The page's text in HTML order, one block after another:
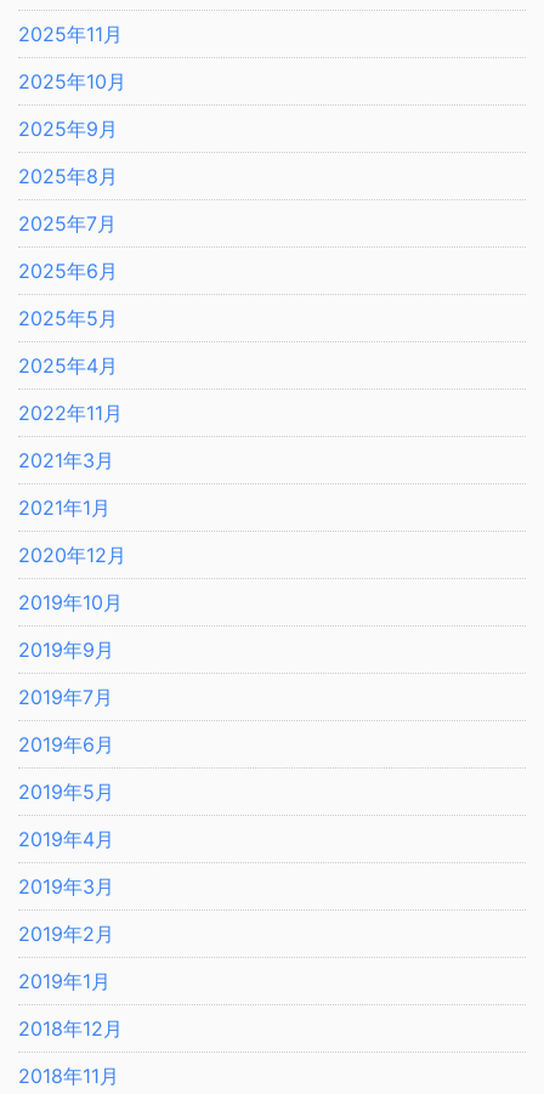
2025年11月
2025年10月
2025年9月
2025年8月
2025年7月
2025年6月
2025年5月
2025年4月
2022年11月
2021年3月
2021年1月
2020年12月
2019年10月
2019年9月
2019年7月
2019年6月
2019年5月
2019年4月
2019年3月
2019年2月
2019年1月
2018年12月
2018年11月